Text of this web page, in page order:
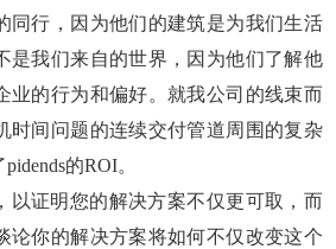
同行，因为他们的建筑是为我们生活
是我们来自的世界，因为他们了解他
业的行为和偏好。就我公司的线束而
时间问题的连续交付管道周围的复杂
的ROI。
以证明您的解决方案不仅更可取，而
论你的解决方案将如何不仅改变这个